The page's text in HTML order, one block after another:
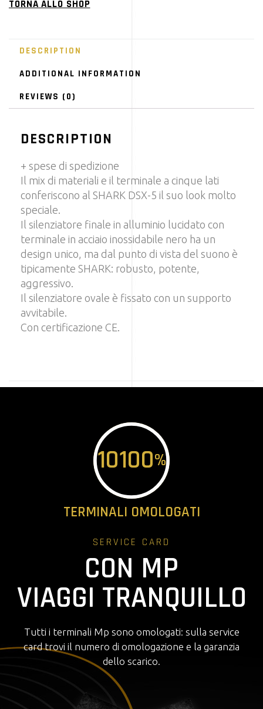
TORNA ALLO SHOP
DESCRIPTION
ADDITIONAL INFORMATION
REVIEWS (0)
DESCRIPTION
+ spese di spedizione
Il mix di materiali e il terminale a cinque lati
conferiscono al SHARK DSX-5 il suo look molto
speciale.
Il silenziatore finale in alluminio lucidato con
terminale in acciaio inossidabile nero ha un
design unico, ma dal punto di vista del suono è
tipicamente SHARK: robusto, potente,
aggressivo.
Il silenziatore ovale è fissato con un supporto
avvitabile.
Con certificazione CE.
10100%
TERMINALI OMOLOGATI
SERVICE CARD
CON MP
VIAGGI TRANQUILLO
Tutti i terminali Mp sono omologati: sulla service
card trovi il numero di omologazione e la garanzia
dello scarico.